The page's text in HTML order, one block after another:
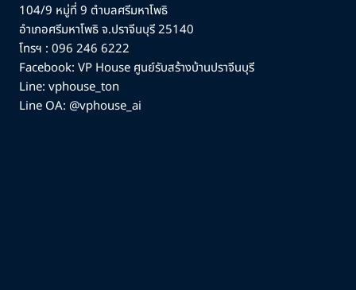
104/9 หมู่ที่ 9 ตำบลศรีมหาโพธิ
อำเภอศรีมหาโพธิ จ.ปราจีนบุรี 25140
โทรฯ : 096 246 6222
Facebook: VP House ศูนย์รับสร้างบ้านปราจีนบุรี
Line: vphouse_ton
Line OA: @vphouse_ai